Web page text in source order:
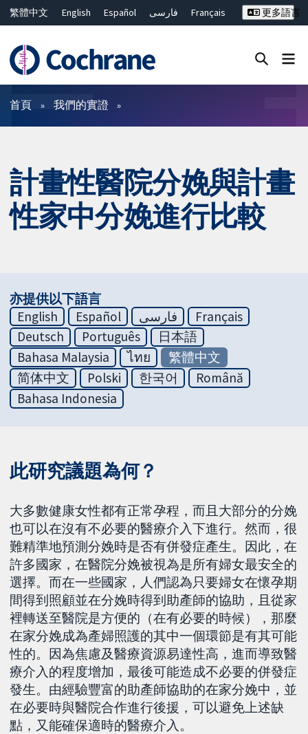
繁體中文 English Español فارسی
Français
ไทย
简体中文
更多語言
篩選條件
首頁 我們的實證
計畫性醫院分娩與計畫
性家中分娩進行比較
亦提供以下語言
English
Español فارسی
Français
Deutsch
Português
日本語
Bahasa Malaysia
ไทย
繁體中文
简体中文
Polski 한국어
Română
Bahasa Indonesia
此研究議題為何？
大多數健康女性都有正常孕程，而且大部分的分娩
也可以在沒有不必要的醫療介入下進行。然而，很
難精準地預測分娩時是否有併發症產生。因此，在
許多國家，在醫院分娩被視為是所有婦女最安全的
選擇。而在一些國家，人們認為只要婦女在懷孕期
間得到照顧並在分娩時得到助產師的協助，且從家
裡轉送至醫院是方便的（在有必要的時候），那麼
在家分娩成為產婦照護的其中一個環節是有其可能
性的。因為焦慮及醫療資源易達性高，進而導致醫
療介入的程度增加，最後可能造成不必要的併發症
發生。由經驗豐富的助產師協助的在家分娩中，並
在必要時與醫院合作進行後援，可以避免上述缺
點，又能確保適時的醫療介入。